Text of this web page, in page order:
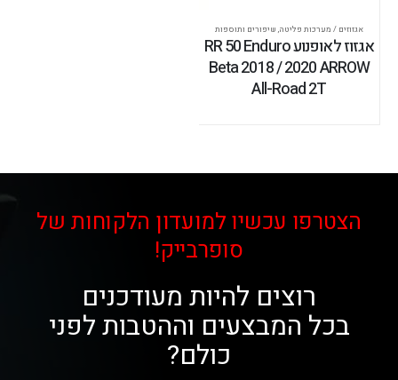
אגזוזים / מערכות פליטה, שיפורים ותוספות
אגזוז לאופנוע RR 50 Enduro
Beta 2018 / 2020 ARROW
All-Road 2T
הצטרפו עכשיו למועדון הלקוחות של
סופרבייק!
רוצים להיות מעודכנים
בכל המבצעים וההטבות לפני
כולם?